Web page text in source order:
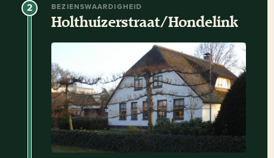
2 BEZIENSWAARDIGHEID
Holthuizerstraat/Hondelink